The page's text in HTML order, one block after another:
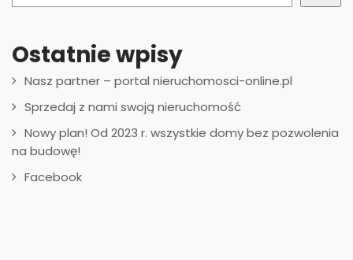
Ostatnie wpisy
Nasz partner – portal nieruchomosci-online.pl
Sprzedaj z nami swoją nieruchomość
Nowy plan! Od 2023 r. wszystkie domy bez pozwolenia
na budowę!
Facebook